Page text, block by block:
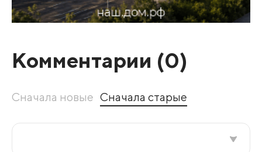
Комментарии (0)
Сначала новые Сначала старые